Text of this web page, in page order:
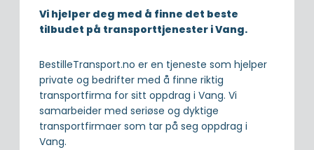
Vi hjelper deg med å finne det beste
tilbudet på transporttjenester i Vang.
BestilleTransport.no er en tjeneste som hjelper
private og bedrifter med å finne riktig
transportfirma for sitt oppdrag i Vang. Vi
samarbeider med seriøse og dyktige
transportfirmaer som tar på seg oppdrag i
Vang.